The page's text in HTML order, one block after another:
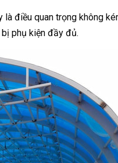
điều quan trọng không
phụ kiện đầy đủ.